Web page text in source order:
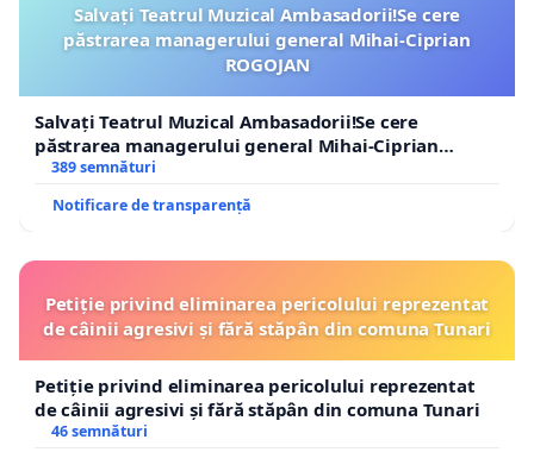
Salvați Teatrul Muzical Ambasadorii!Se cere
păstrarea managerului general Mihai-Ciprian
ROGOJAN
Salvați Teatrul Muzical Ambasadorii!Se cere
păstrarea managerului general Mihai-Ciprian
ROGOJAN
389 semnături
Notificare de transparență
Petiție privind eliminarea pericolului reprezentat
de câinii agresivi și fără stăpân din comuna Tunari
Petiție privind eliminarea pericolului reprezentat
de câinii agresivi și fără stăpân din comuna Tunari
46 semnături